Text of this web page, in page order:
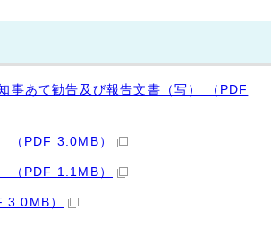
事あて勧告及び報告文書（写） （PDF
（PDF 3.0MB）
（PDF 1.1MB）
3.0MB）